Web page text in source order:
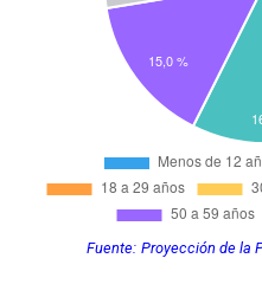
Fuente: Proyección de la